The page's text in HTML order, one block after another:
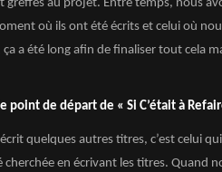
greffés au projet. Entre temps, nous
où ils ont été écrits et celui où
a été long afin de finaliser tout cela
de départ de « Si C’était à
quelques autres titres, c’est celui
en écrivant les titres. Quand